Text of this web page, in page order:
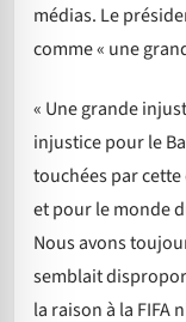
médias. Le
comme « une
« Une grande
injustice pour le
touchées par
et pour le monde
Nous avons
semblait
la raison à la FIFA